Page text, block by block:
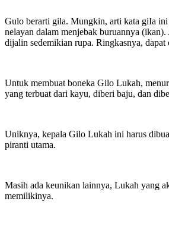
Gulo berarti gila. Mungkin, arti kata giIa ini
nelayan dalam menjebak buruannya
dijalin sedemikian rupa. Ringkasnya,
Untuk membuat boneka Gilo Lukah,
yang terbuat dari kayu, diberi baju, dan
Uniknya, kepala Gilo Lukah ini harus
piranti utama.
Masih ada keunikan lainnya, Lukah yang
memilikinya.